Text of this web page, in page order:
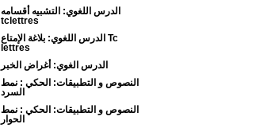
الدرس اللغوي: التشبيه أقسامه
tclettres
الدرس اللغوي: بلاغة الإمتاع Tc
lettres
الدرس الغوي: أغراض الخبر
النصوص و التطبيقات: الحكي : نمط
السرد
النصوص و التطبيقات: الحكي : نمط
الحوار